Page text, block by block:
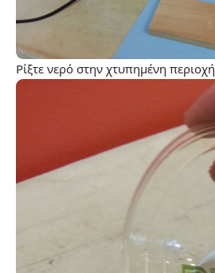
Ρίξτε νερό στην χτυπημένη περιοχή